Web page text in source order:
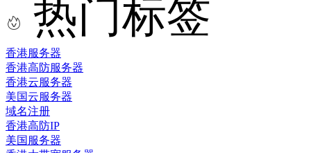
热门标签
香港服务器
香港高防服务器
香港云服务器
美国云服务器
域名注册
香港高防IP
美国服务器